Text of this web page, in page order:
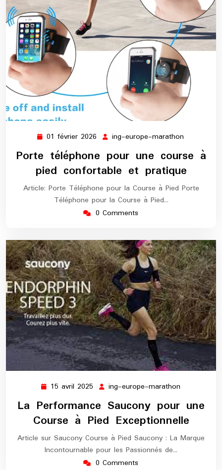
01 février 2026 01
2026
ing-europe-marathon
europe-
marathon
Porte téléphone pour une course à
pied confortable et pratique
Article: Porte Téléphone pour la Course à Pied Porte
Téléphone pour la Course à Pied…
0 Comments
15 avril 2025 15
2025
ing-europe-marathon
marathon
La Performance Saucony pour une
Course à Pied Exceptionnelle
Article sur Saucony Course à Pied Saucony : La Marque
Incontournable pour les Passionnés de…
0 Comments